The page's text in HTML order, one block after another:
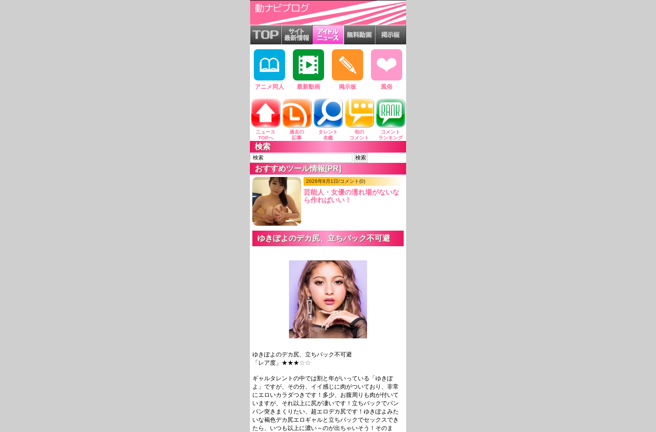
アニメ同人 最新動画 掲示板 風俗
ニュース
TOPへ
過去の
記事
タレント
名鑑
旬の
コメント
コメント
ランキング
検索
おすすめツール情報[PR]
2026年8月1日/コメント(0)
芸能人・女優の濡れ場がないな
ら作ればいい！
ゆきぽよのデカ尻、立ちバック不可避
ゆきぽよのデカ尻、立ちバック不可避
「レア度」★★★☆☆
ギャルタレントの中では割と年がいっている「ゆきぽ
よ」ですが、その分、イイ感じに肉がついており、非常
にエロいカラダつきです！多少、お腹周りも肉が付いて
いますが、それ以上に尻が凄いです！立ちバックでパン
パン突きまくりたい、超エロデカ尻です！ゆきぽよみた
いな褐色デカ尻エロギャルと立ちバックでセックスでき
たら、いつも以上に濃い～のが出ちゃいそう！そのま